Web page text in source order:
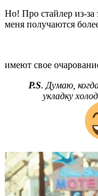
Но! Про стайлер из-за
меня получаются
имеют свое
P.S. Думаю,
укладку